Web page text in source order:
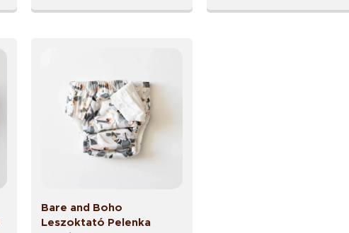
Bare and Boho
Leszoktató Pelenka